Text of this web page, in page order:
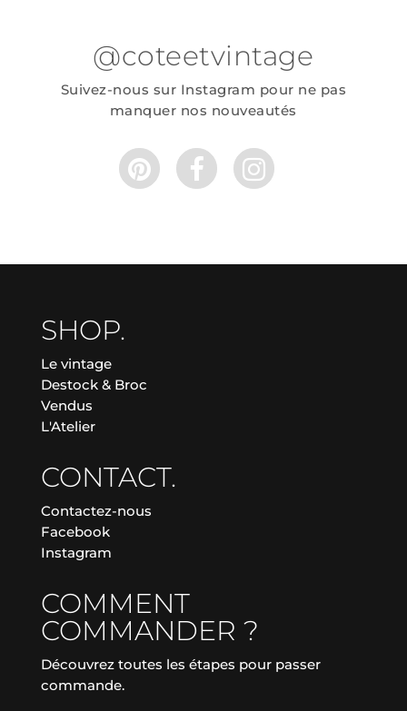
@coteetvintage
Suivez-nous sur Instagram pour ne pas
manquer nos nouveautés
SHOP.
Le vintage
Destock & Broc
Vendus
L'Atelier
CONTACT.
Contactez-nous
Facebook
Instagram
COMMENT
COMMANDER ?
Découvrez toutes les étapes pour passer
commande.